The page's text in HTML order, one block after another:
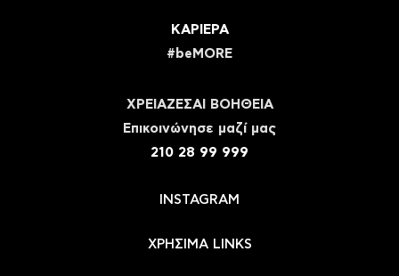
ΚΑΡΙΕΡΑ
#beMORE
ΧΡΕΙΑΖΕΣΑΙ ΒΟΗΘΕΙΑ
Eπικοινώνησε μαζί μας
210 28 99 999
INSTAGRAM
ΧΡΗΣΙΜΑ LINKS